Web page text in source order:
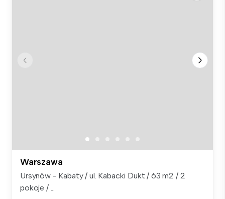
Warszawa
Ursynów - Kabaty / ul. Kabacki Dukt / 63 m2 / 2
pokoje / ...